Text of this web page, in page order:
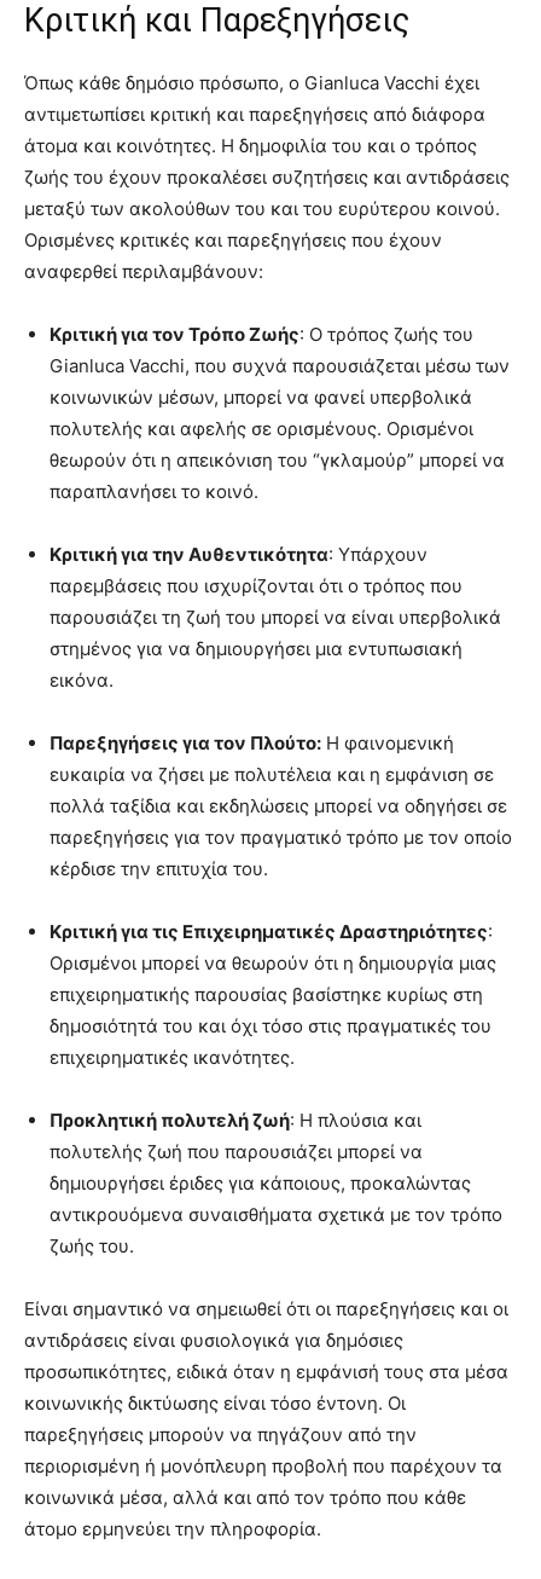
Κριτική και Παρεξηγήσεις
Όπως κάθε δημόσιο πρόσωπο, ο Gianluca Vacchi έχει
αντιμετωπίσει κριτική και παρεξηγήσεις από διάφορα
άτομα και κοινότητες. Η δημοφιλία του και ο τρόπος
ζωής του έχουν προκαλέσει συζητήσεις και αντιδράσεις
μεταξύ των ακολούθων του και του ευρύτερου κοινού.
Ορισμένες κριτικές και παρεξηγήσεις που έχουν
αναφερθεί περιλαμβάνουν:
Κριτική για τον Τρόπο Ζωής: Ο τρόπος ζωής του
Gianluca Vacchi, που συχνά παρουσιάζεται μέσω των
κοινωνικών μέσων, μπορεί να φανεί υπερβολικά
πολυτελής και αφελής σε ορισμένους. Ορισμένοι
θεωρούν ότι η απεικόνιση του “γκλαμούρ” μπορεί να
παραπλανήσει το κοινό.
Κριτική για την Αυθεντικότητα: Υπάρχουν
παρεμβάσεις που ισχυρίζονται ότι ο τρόπος που
παρουσιάζει τη ζωή του μπορεί να είναι υπερβολικά
στημένος για να δημιουργήσει μια εντυπωσιακή
εικόνα.
Παρεξηγήσεις για τον Πλούτο: Η φαινομενική
ευκαιρία να ζήσει με πολυτέλεια και η εμφάνιση σε
πολλά ταξίδια και εκδηλώσεις μπορεί να οδηγήσει σε
παρεξηγήσεις για τον πραγματικό τρόπο με τον οποίο
κέρδισε την επιτυχία του.
Κριτική για τις Επιχειρηματικές Δραστηριότητες:
Ορισμένοι μπορεί να θεωρούν ότι η δημιουργία μιας
επιχειρηματικής παρουσίας βασίστηκε κυρίως στη
δημοσιότητά του και όχι τόσο στις πραγματικές του
επιχειρηματικές ικανότητες.
Προκλητική πολυτελή ζωή: Η πλούσια και
πολυτελής ζωή που παρουσιάζει μπορεί να
δημιουργήσει έριδες για κάποιους, προκαλώντας
αντικρουόμενα συναισθήματα σχετικά με τον τρόπο
ζωής του.
Είναι σημαντικό να σημειωθεί ότι οι παρεξηγήσεις και οι
αντιδράσεις είναι φυσιολογικά για δημόσιες
προσωπικότητες, ειδικά όταν η εμφάνισή τους στα μέσα
κοινωνικής δικτύωσης είναι τόσο έντονη. Οι
παρεξηγήσεις μπορούν να πηγάζουν από την
περιορισμένη ή μονόπλευρη προβολή που παρέχουν τα
κοινωνικά μέσα, αλλά και από τον τρόπο που κάθε
άτομο ερμηνεύει την πληροφορία.